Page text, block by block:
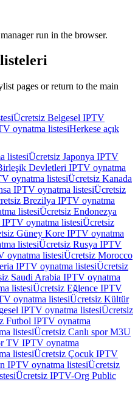
run in the browser.
pages or return to the main
Ücretsiz Belgesel IPTV
oynatma listesiHerkese açık
listesiÜcretsiz Japonya IPTV
Devletleri IPTV oynatma
oynatma listesiÜcretsiz Kanada
IPTV oynatma listesiÜcretsiz
Brezilya IPTV oynatma
listesiÜcretsiz Endonezya
oynatma listesiÜcretsiz
Güney Kore IPTV oynatma
listesiÜcretsiz Rusya IPTV
oynatma listesiÜcretsiz Morocco
IPTV oynatma listesiÜcretsiz
Saudi Arabia IPTV oynatma
listesiÜcretsiz Eğlence IPTV
oynatma listesiÜcretsiz Kültür
IPTV oynatma listesiÜcretsiz
Futbol IPTV oynatma
listesiÜcretsiz Canlı spor M3U
TV IPTV oynatma
listesiÜcretsiz Çocuk IPTV
IPTV oynatma listesiÜcretsiz
Ücretsiz IPTV-Org Public